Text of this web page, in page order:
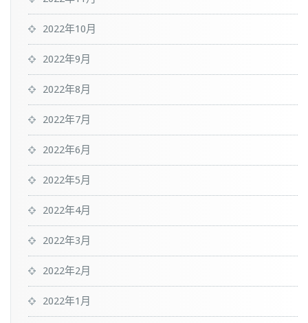
2022年10月
2022年9月
2022年8月
2022年7月
2022年6月
2022年5月
2022年4月
2022年3月
2022年2月
2022年1月